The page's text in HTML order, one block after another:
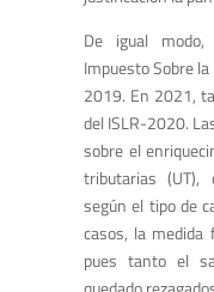
De igual
Impuesto Sobre
2019. En 2021,
del ISLR-2020.
sobre el
tributarias (UT),
según el tipo de
casos, la medida
pues tanto el